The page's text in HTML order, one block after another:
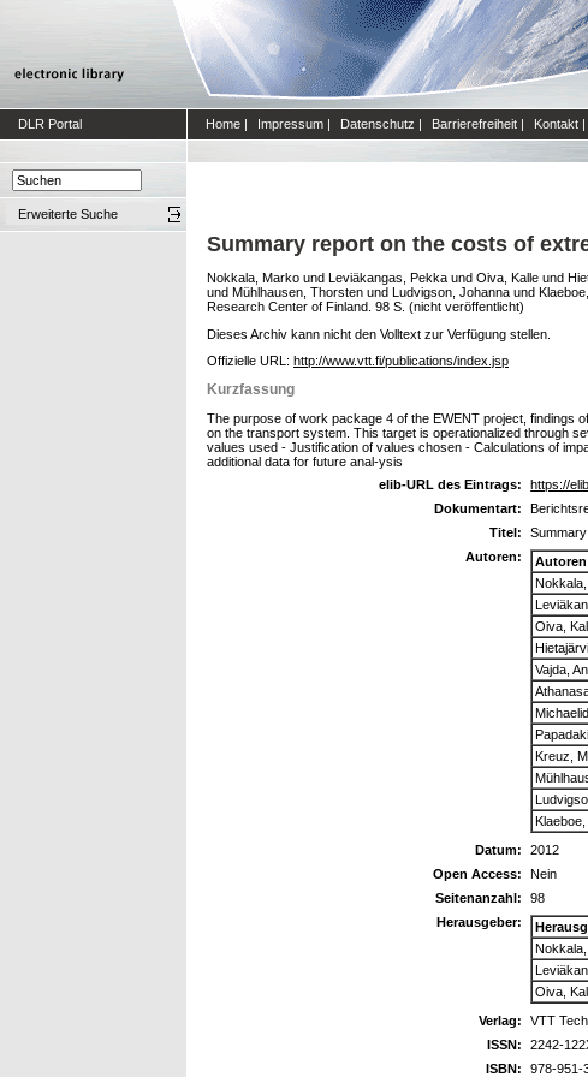
DLR Portal Home | Impressum | Datenschutz | Barrierefreiheit | Kontakt |
Erweiterte Suche
Summary report on the costs of
Nokkala, Marko und Leviäkangas, Pekka und Oiva, Kalle und
und Mühlhausen, Thorsten und Ludvigson, Johanna und
Research Center of Finland. 98 S. (nicht veröffentlicht)
Dieses Archiv kann nicht den Volltext zur Verfügung stellen.
Offizielle URL: http://www.vtt.fi/publications/index.jsp
Kurzfassung
The purpose of work package 4 of the EWENT project, findings
on the transport system. This target is operationalized through
values used - Justification of values chosen - Calculations of
additional data for future anal-ysis
elib-URL des Eintrags:
https://
Dokumentart:
Titel:
Autoren:
Autoren
Oiva,
Vajda,
Kreuz,
Datum:
2012
Open Access:
Nein
Seitenanzahl:
98
Herausgeber:
Oiva,
Verlag:
VTT
ISSN:
2242-
ISBN:
978-951-